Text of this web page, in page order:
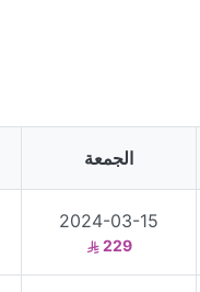
الجمعة
2024-03-15
229